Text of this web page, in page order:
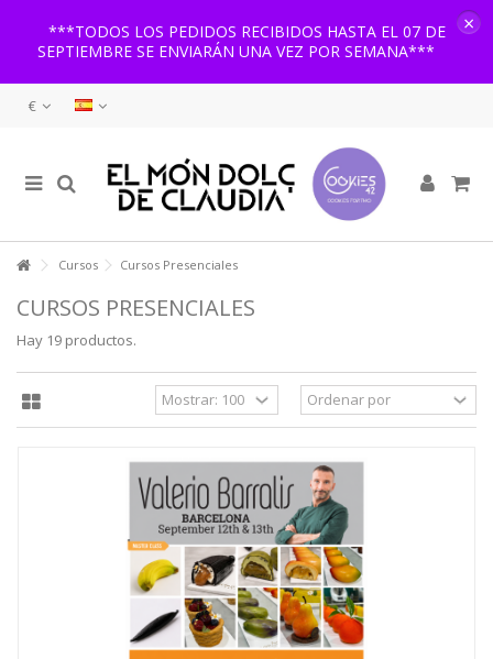
***TODOS LOS PEDIDOS RECIBIDOS HASTA EL 07 DE
SEPTIEMBRE SE ENVIARÁN UNA VEZ POR SEMANA***
×
€
Cursos Cursos Presenciales
CURSOS PRESENCIALES
Hay 19 productos.